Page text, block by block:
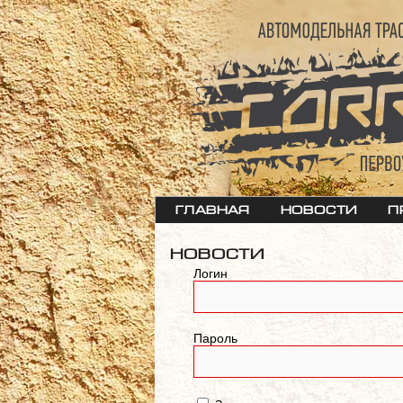
Главная Новости
Новости
Логин
Пароль